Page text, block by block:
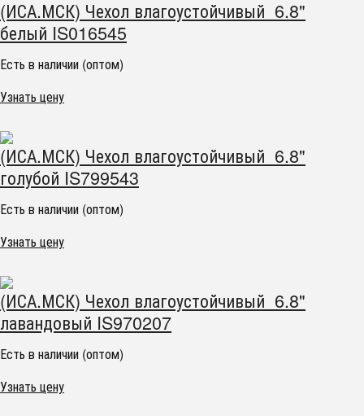
(ИСА.МСК) Чехол влагоустойчивый 6.8"
белый IS016545
Есть в наличии (оптом)
Узнать цену
(ИСА.МСК) Чехол влагоустойчивый 6.8"
голубой IS799543
Есть в наличии (оптом)
Узнать цену
(ИСА.МСК) Чехол влагоустойчивый 6.8"
лавандовый IS970207
Есть в наличии (оптом)
Узнать цену